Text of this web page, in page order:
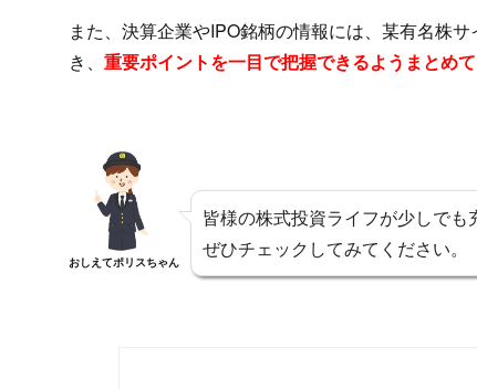
また、決算企業やIPO銘柄の情報には、某有名株
き、 重要ポイントを一目で把握できるようまとめて
おしえてポリスちゃん
皆様の株式投資ライフが少しでも
ぜひチェックしてみてください。